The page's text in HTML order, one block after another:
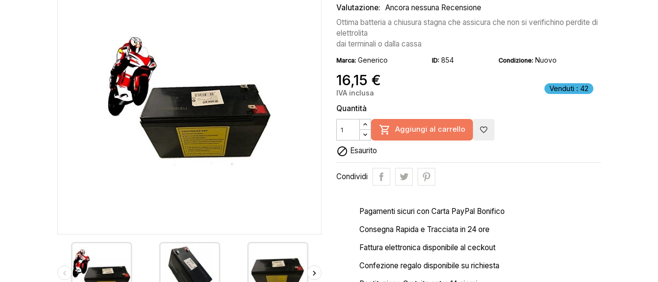
Valutazione: Ancora nessuna Recensione
Ottima batteria a chiusura stagna che assicura che non si verifichino perdite di
elettrolita
dai terminali o dalla cassa
Marca: Generico ID: 854 Condizione: Nuovo
16,15 € Venduti : 42
IVA inclusa
Quantità
 Aggiungi al carrello favorite_border
 Esaurito
Condividi
Pagamenti sicuri con Carta PayPal Bonifico
Consegna Rapida e Tracciata in 24 ore
Fattura elettronica disponibile al ceckout
Confezione regalo disponibile su richiesta